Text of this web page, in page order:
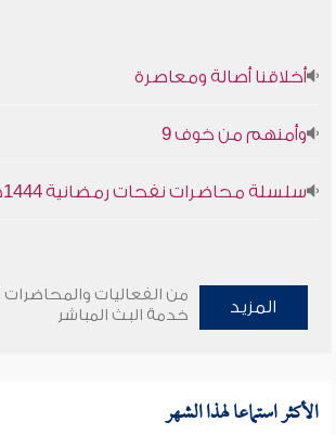
أخلاقنا أصالة ومعاصرة
وأمنهم من خوف 9
سلسلة محاضرات نفحات رمضانية 1444هـ
المزيد
من الفعاليات والمحاضرات
خدمة البث المباشر
الأكثر استماعا لهذا الشهر